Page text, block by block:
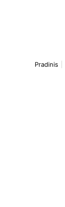
Pradinis